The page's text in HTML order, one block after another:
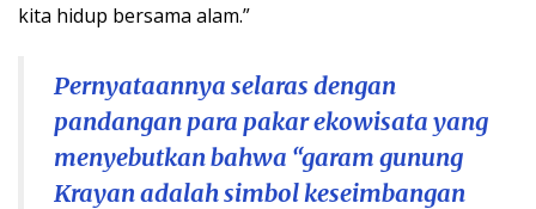
kita hidup bersama alam.”
Pernyataannya selaras dengan
pandangan para pakar ekowisata yang
menyebutkan bahwa “garam gunung
Krayan adalah simbol keseimbangan